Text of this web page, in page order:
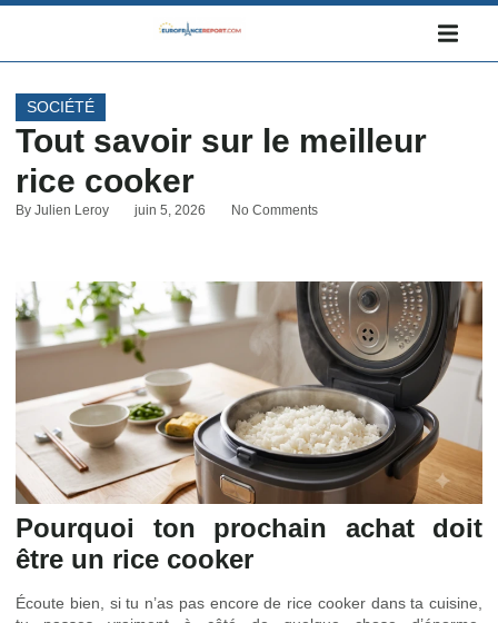
SOCIÉTÉ
Tout savoir sur le meilleur
rice cooker
By Julien Leroy juin 5, 2026 No Comments
Pourquoi ton prochain achat doit
être un rice cooker
Écoute bien, si tu n’as pas encore de rice cooker dans ta cuisine,